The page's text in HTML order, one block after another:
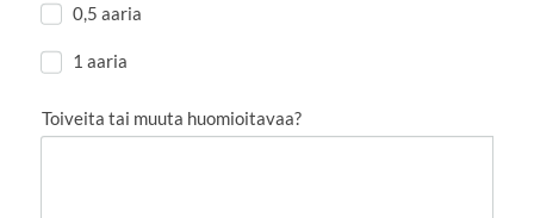
0,5 aaria
1 aaria
Toiveita tai muuta huomioitavaa?